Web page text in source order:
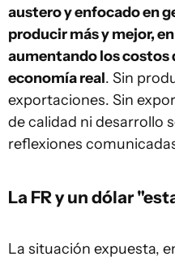
austero y enfocado en
producir más y mejor,
aumentando los costos
economía real. Sin
exportaciones. Sin
de calidad ni desarrollo
reflexiones
La FR y un dólar
La situación expuesta,